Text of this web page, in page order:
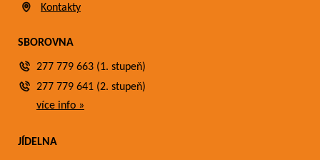
Kontakty
SBOROVNA
277 779 663 (1. stupeň)
277 779 641 (2. stupeň)
více info »
JÍDELNA